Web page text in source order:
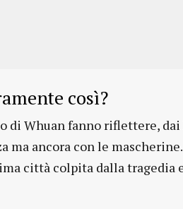
così?
di Whuan fanno riflettere,
ma ancora con le
città colpita dalla tragedia